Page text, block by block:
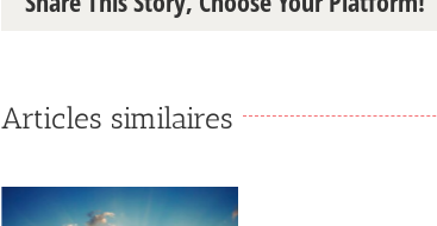
Articles similaires